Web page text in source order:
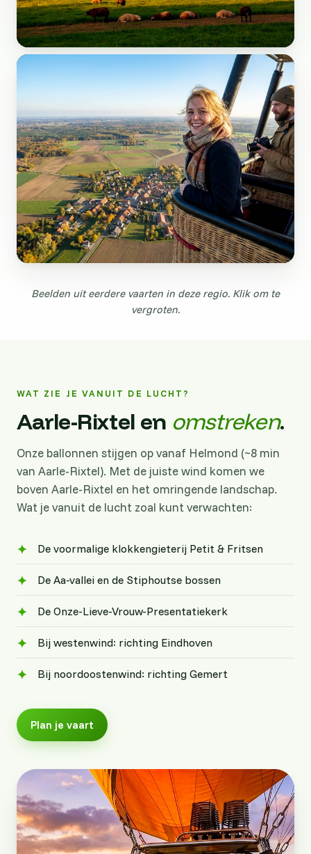
Beelden uit eerdere vaarten in deze regio. Klik om te
vergroten.
WAT ZIE JE VANUIT DE LUCHT?
Aarle-Rixtel en omstreken.
Onze ballonnen stijgen op vanaf Helmond (~8 min
van Aarle-Rixtel). Met de juiste wind komen we
boven Aarle-Rixtel en het omringende landschap.
Wat je vanuit de lucht zoal kunt verwachten:
De voormalige klokkengieterij Petit & Fritsen
De Aa-vallei en de Stiphoutse bossen
De Onze-Lieve-Vrouw-Presentatiekerk
Bij westenwind: richting Eindhoven
Bij noordoostenwind: richting Gemert
Plan je vaart